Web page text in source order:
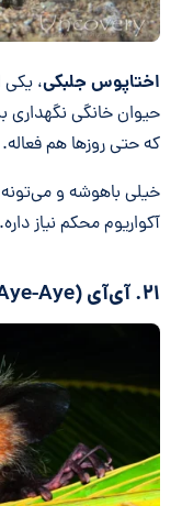
اختاپوس جلبکی، یکی
حیوان خانگی
که حتی روزها هم فعاله.
خیلی باهوشه و
آکواریوم محکم نیاز داره.
۲۱. آی‌آی (Aye-Aye)